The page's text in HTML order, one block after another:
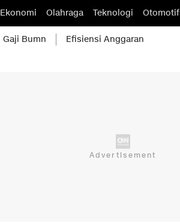
Ekonomi Olahraga Teknologi Otomotif
Gaji Bumn Efisiensi Anggaran